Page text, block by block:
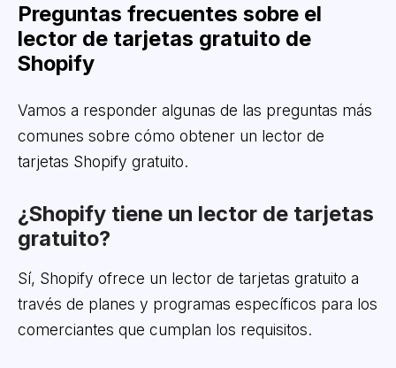
Preguntas frecuentes sobre el
lector de tarjetas gratuito de
Shopify
Vamos a responder algunas de las preguntas más
comunes sobre cómo obtener un lector de
tarjetas Shopify gratuito.
¿Shopify tiene un lector de tarjetas
gratuito?
Sí, Shopify ofrece un lector de tarjetas gratuito a
través de planes y programas específicos para los
comerciantes que cumplan los requisitos.